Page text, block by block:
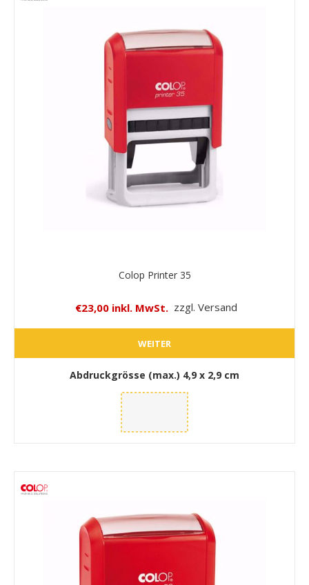
Colop Printer 35
€23,00 inkl. MwSt. zzgl. Versand
WEITER
Abdruckgrösse (max.) 4,9 x 2,9 cm